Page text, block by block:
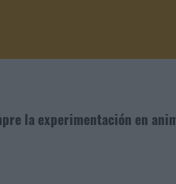
la experimentación en